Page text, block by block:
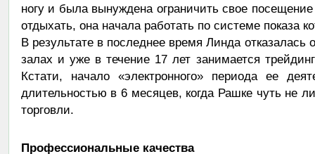
ногу и была вынуждена ограничить свое
отдыхать, она начала работать по системе показа
В результате в последнее время Линда отказалась
залах и уже в течение 17 лет занимается
Кстати, начало «электронного» периода ее
длительностью в 6 месяцев, когда Рашке чуть не
торговли.
Профессиональные качества